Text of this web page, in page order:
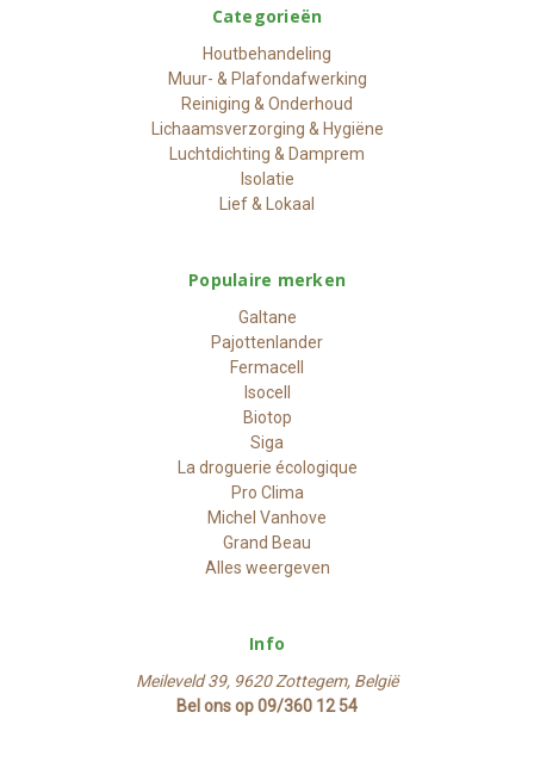
Categorieën
Houtbehandeling
Muur- & Plafondafwerking
Reiniging & Onderhoud
Lichaamsverzorging & Hygiëne
Luchtdichting & Damprem
Isolatie
Lief & Lokaal
Populaire merken
Galtane
Pajottenlander
Fermacell
Isocell
Biotop
Siga
La droguerie écologique
Pro Clima
Michel Vanhove
Grand Beau
Alles weergeven
Info
Meileveld 39, 9620 Zottegem, België
Bel ons op 09/360 12 54